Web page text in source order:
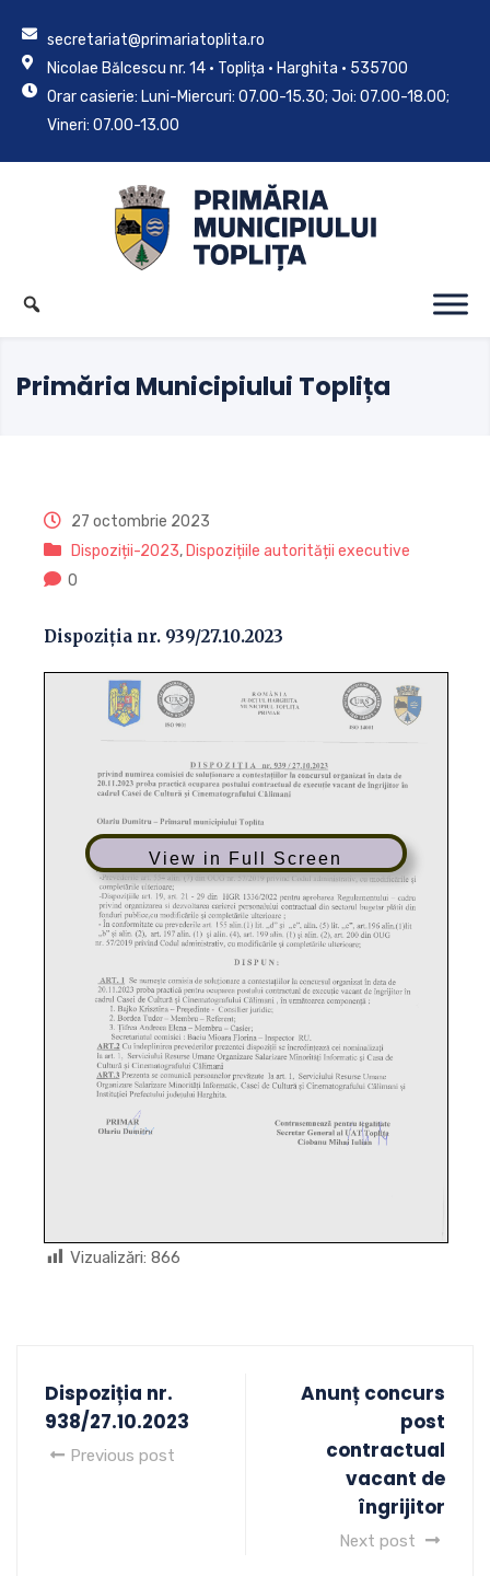
secretariat@primariatoplita.ro
Nicolae Bălcescu nr. 14 • Toplița • Harghita • 535700
Orar casierie: Luni-Miercuri: 07.00-15.30; Joi: 07.00-18.00;
Vineri: 07.00-13.00
Primăria Municipiului Toplița
27 octombrie 2023
Dispoziții-2023, Dispozițiile autorității executive
0
Dispoziția nr. 939/27.10.2023
View in Full Screen
Vizualizări: 866
Dispoziția nr.
938/27.10.2023
Previous post
Anunț concurs
post
contractual
vacant de
îngrijitor
Next post